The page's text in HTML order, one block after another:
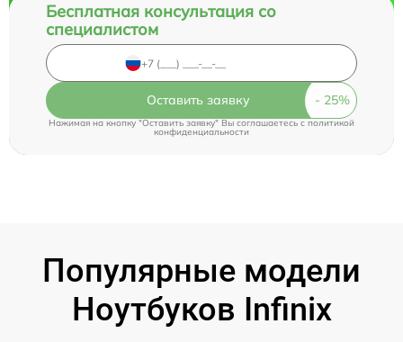
Бесплатная консультация со
специалистом
Оставить заявку
Нажимая на кнопку "Оставить заявку" Вы соглашаетесь c политикой
конфиденциальности
Популярные модели
Ноутбуков Infinix